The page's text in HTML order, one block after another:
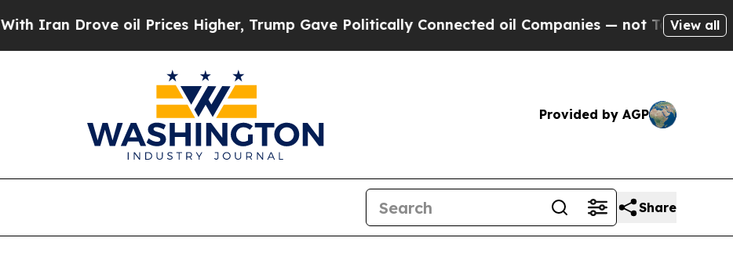
Drove oil Prices Higher, Trump Gave Politically Connected oil Companies — not Taxpayers — the
View all
Provided by AGP
Share